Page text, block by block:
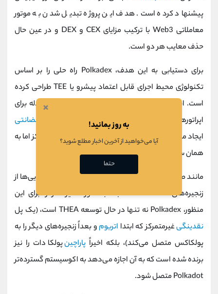
پیشنهاد کرده است. هدف این پروژه تبدیل شدن به موتور
معاملاتی Web3 با ترکیب مزایای CEX و DEX و در عین حال
حذف معایب هر دو است.
برای دستیابی به این هدف، Polkadex راه حلی را بر اساس
تکنولوژی محیط اجرای قابل اعتماد پیشرو یا TEE طراحی کرده
است. این راه حل به Polkadex اجازه می دهد تا از معادله برای
اپراتورهای صرافی خارج شود، بنابراین یک صرافی
غیر حضانتی
ایجاد می کند که اگر نگوییم سریعتر از صرافی های متمرکز اما به
همان سرعت، عمل می کند.
مانند صرافی‌های متمرکز، هدف پولکادکس حمایت از دارایی‌ها از
زنجیره‌های مختلف است، البته به صورت غیرمتمرکز. برای این
منظور، Polkadex نه تنها در حال توسعه THEA است، (یک پل
نقدینگیغیرمتمرکز که ابتدا اتریوم و بعداً زنجیره‌های دیگر را به
پولکاکس متصل می‌کند)، بلکه اخیراً پاراچینپولکادات را نیز
برنده شده است که به آن اجازه می‌دهد به اکوسیستم گسترده‌تر
Polkadot متصل شود.
×
به روز بمانید!
آیا می‌خواهید از آخرین اخبار مطلع شوید؟
حتما